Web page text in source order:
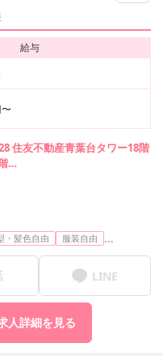
給与
住友不動産青葉台タワー18階
2-5階
8階 A2
階-C
15-16-8階
治安田生命大阪梅田ビル23階
10階
8階
6階
4-21-401号室
・髪色自由 服装自由 ...
LINE
人詳細を見る